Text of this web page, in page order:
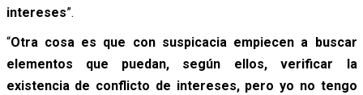
intereses”.
“Otra cosa es que con suspicacia empiecen a buscar
elementos que puedan, según ellos, verificar la
existencia de conflicto de intereses, pero yo no tengo